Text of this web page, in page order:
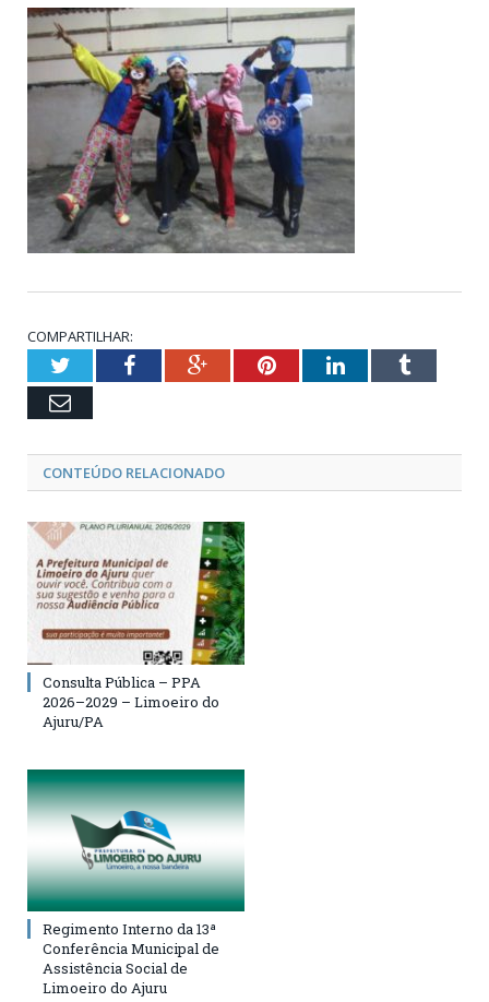
COMPARTILHAR:
TwitterFacebookGoogle+PinterestLinkedInTumblr
Email
CONTEÚDO RELACIONADO
Consulta Pública – PPA
2026–2029 – Limoeiro do
Ajuru/PA
Regimento Interno da 13ª
Conferência Municipal de
Assistência Social de
Limoeiro do Ajuru